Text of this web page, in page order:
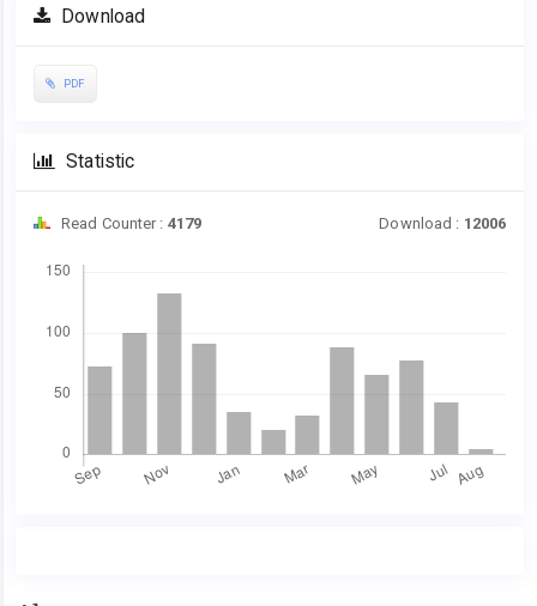
Download
PDF
Statistic
Read Counter : 4179 Download : 12006